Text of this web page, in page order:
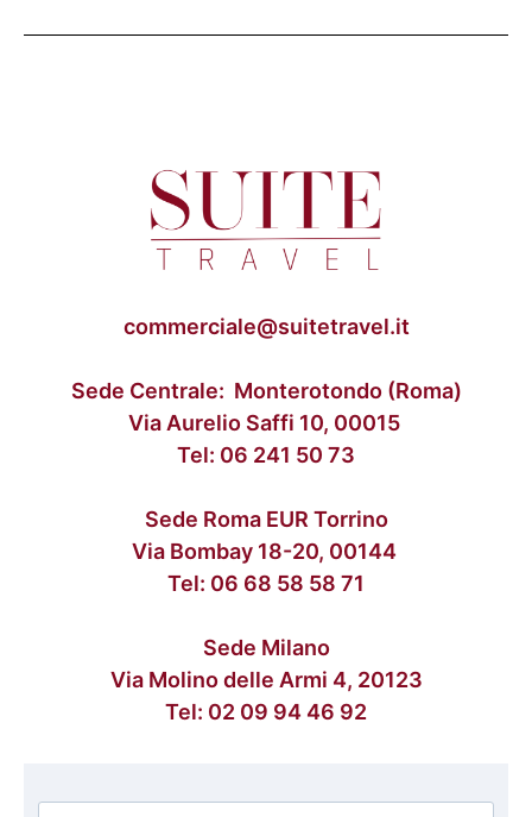
commerciale@suitetravel.it
Sede Centrale: Monterotondo (Roma)
Via Aurelio Saffi 10, 00015
Tel: 06 241 50 73
Sede Roma EUR Torrino
Via Bombay 18-20, 00144
Tel: 06 68 58 58 71
Sede Milano
Via Molino delle Armi 4, 20123
Tel: 02 09 94 46 92